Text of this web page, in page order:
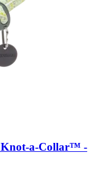
Knot-​a-​Collar™ -​